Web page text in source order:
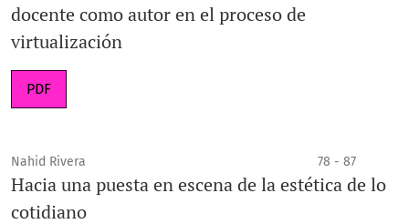
docente como autor en el proceso de
virtualización
PDF
Nahid Rivera 78 - 87
Hacia una puesta en escena de la estética de lo
cotidiano